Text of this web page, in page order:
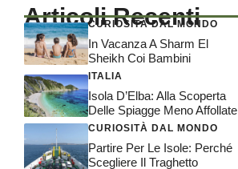
Articoli Recenti
CURIOSITÀ DAL MONDO
In Vacanza A Sharm El
Sheikh Coi Bambini
ITALIA
Isola D’Elba: Alla Scoperta
Delle Spiagge Meno Affollate
CURIOSITÀ DAL MONDO
Partire Per Le Isole: Perché
Scegliere Il Traghetto